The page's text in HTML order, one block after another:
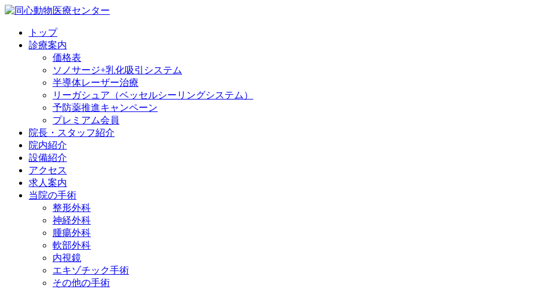
トップ
診療案内
価格表
ソノサージ+乳化吸引システム
半導体レーザー治療
リーガシュア（ベッセルシーリングシステム）
予防薬推進キャンペーン
プレミアム会員
院長・ スタッフ紹介
院内紹介
設備紹介
アクセス
求人案内
当院の手術
整形外科
神経外科
腫瘍外科
軟部外科
内視鏡
エキゾチック手術
その他の手術